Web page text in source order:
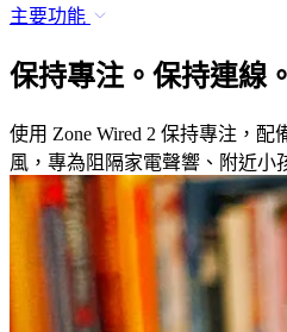
主要功能
保持專注。保持連線。
使用 Zone Wired 2 保持專注，
風，專為阻隔家電聲響、附近小